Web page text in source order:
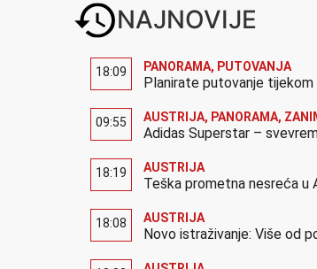
NAJNOVIJE
18:09 PANORAMA, PUTOVANJA
Planirate putovanje
09:55 AUSTRIJA, PANORAMA,
Adidas Superstar –
18:19 AUSTRIJA
Teška prometna nesreća u
18:08 AUSTRIJA
Novo istraživanje: Više od